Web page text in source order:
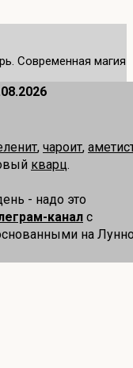
Современная магия
, чароит,
кварц.
- надо это
канал с
на